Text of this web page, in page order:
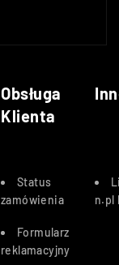
Obsługa
Klienta
Status
zamówienia
Formularz
reklamacyjny
n.pl